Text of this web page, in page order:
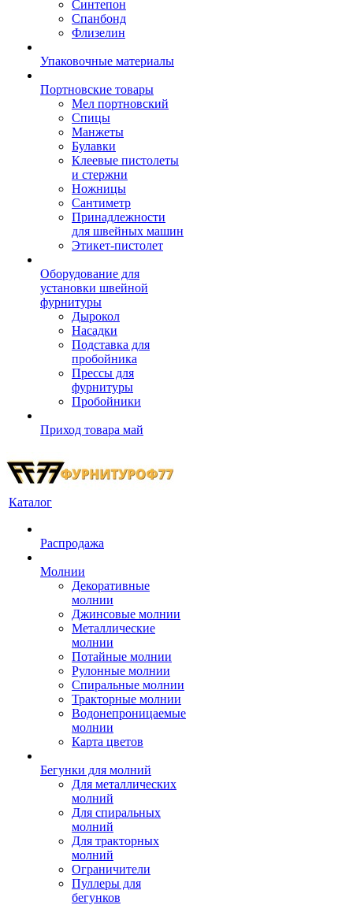
Синтепон
Спанбонд
Флизелин
Упаковочные материалы
Портновские товары
Мел портновский
Спицы
Манжеты
Булавки
Клеевые пистолеты
и стержни
Ножницы
Сантиметр
Принадлежности
для швейных машин
Этикет-пистолет
Оборудование для
установки швейной
фурнитуры
Дырокол
Насадки
Подставка для
пробойника
Прессы для
фурнитуры
Пробойники
Приход товара май
Каталог
Распродажа
Молнии
Декоративные
молнии
Джинсовые молнии
Металлические
молнии
Потайные молнии
Рулонные молнии
Спиральные молнии
Тракторные молнии
Водонепроницаемые
молнии
Карта цветов
Бегунки для молний
Для металлических
молний
Для спиральных
молний
Для тракторных
молний
Ограничители
Пуллеры для
бегунков